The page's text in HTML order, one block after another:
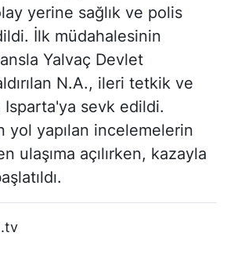
yerine sağlık ve polis
İlk müdahalesinin
Yalvaç Devlet
N.A., ileri tetkik ve
Isparta'ya sevk edildi.
yol yapılan incelemelerin
ulaşıma açılırken, kazayla